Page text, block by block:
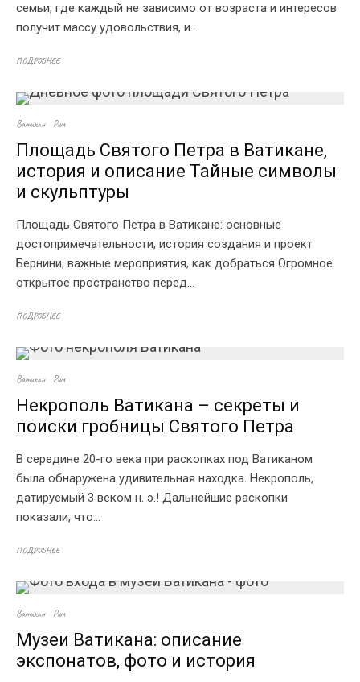
семьи, где каждый не зависимо от возраста и интересов
получит массу удовольствия, и...
ПОДРОБНЕЕ
Ватикан Рим
Площадь Святого Петра в Ватикане,
история и описание Тайные символы
и скульптуры
Площадь Святого Петра в Ватикане: основные
достопримечательности, история создания и проект
Бернини, важные мероприятия, как добраться Огромное
открытое пространство перед...
ПОДРОБНЕЕ
Ватикан Рим
Некрополь Ватикана – секреты и
поиски гробницы Святого Петра
В середине 20-го века при раскопках под Ватиканом
была обнаружена удивительная находка. Некрополь,
датируемый 3 веком н. э.! Дальнейшие раскопки
показали, что...
ПОДРОБНЕЕ
Ватикан Рим
Музеи Ватикана: описание
экспонатов, фото и история